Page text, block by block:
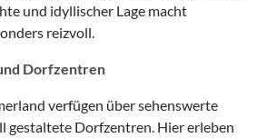
und idyllischer Lage macht
reizvoll.
Dorfzentren
verfügen über sehenswerte
gestaltete Dorfzentren. Hier erleben